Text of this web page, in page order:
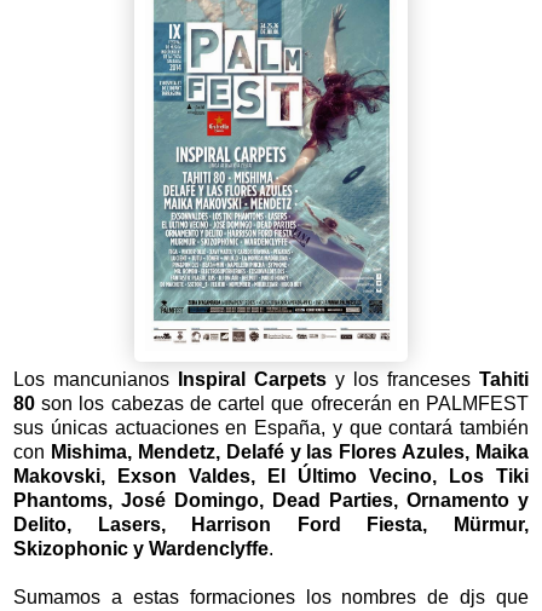
Los mancunianos Inspiral Carpets y los franceses Tahiti
80 son los cabezas de cartel que ofrecerán en PALMFEST
sus únicas actuaciones en España, y que contará también
con Mishima, Mendetz, Delafé y las Flores Azules, Maika
Makovski, Exson Valdes, El Último Vecino, Los Tiki
Phantoms, José Domingo, Dead Parties, Ornamento y
Delito, Lasers, Harrison Ford Fiesta, Mürmur,
Skizophonic y Wardenclyffe.
Sumamos a estas formaciones los nombres de djs que